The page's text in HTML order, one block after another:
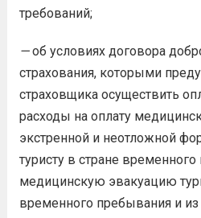
требований;
—об условиях договора
страхования, которыми
страховщика осуществить
расходы на оплату
экстренной и неотложной
туристу в стране
медицинскую эвакуацию
временного пребывания и